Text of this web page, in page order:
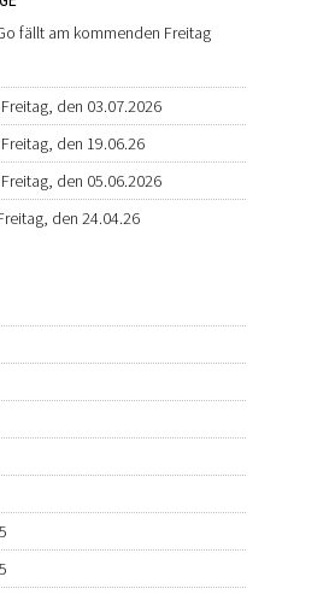
fällt am kommenden Freitag
den 03.07.2026
den 19.06.26
den 05.06.2026
den 24.04.26